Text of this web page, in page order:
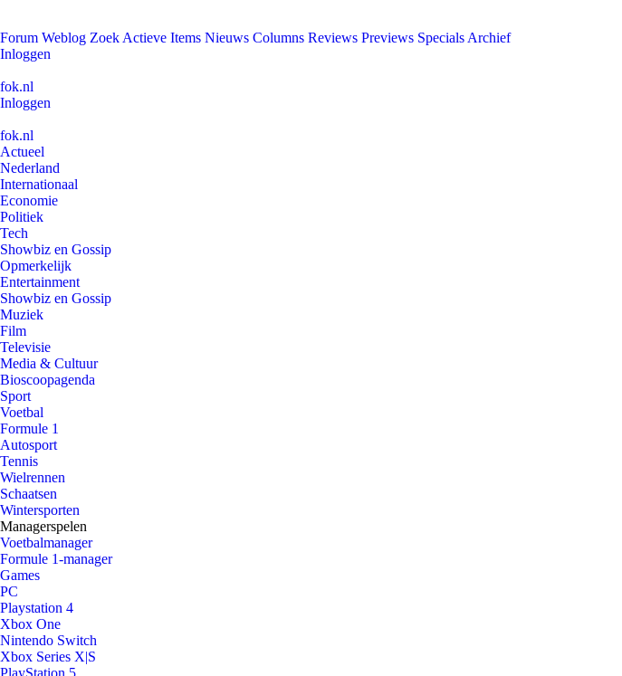
Forum Weblog Zoek Actieve Items Nieuws Columns Reviews Previews Specials Archief
Inloggen
fok.nl
Inloggen
fok.nl
Actueel
Nederland
Internationaal
Economie
Politiek
Tech
Showbiz en Gossip
Opmerkelijk
Entertainment
Showbiz en Gossip
Muziek
Film
Televisie
Media & Cultuur
Bioscoopagenda
Sport
Voetbal
Formule 1
Autosport
Tennis
Wielrennen
Schaatsen
Wintersporten
Managerspelen
Voetbalmanager
Formule 1-manager
Games
PC
Playstation 4
Xbox One
Nintendo Switch
Xbox Series X|S
PlayStation 5